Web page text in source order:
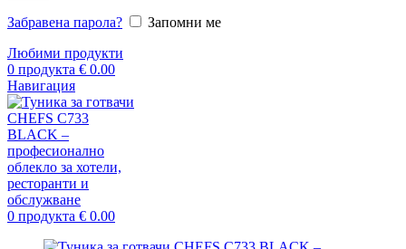
Забравена парола?
Запомни ме
Любими продукти
0 продукта € 0.00
Навигация
0 продукта € 0.00